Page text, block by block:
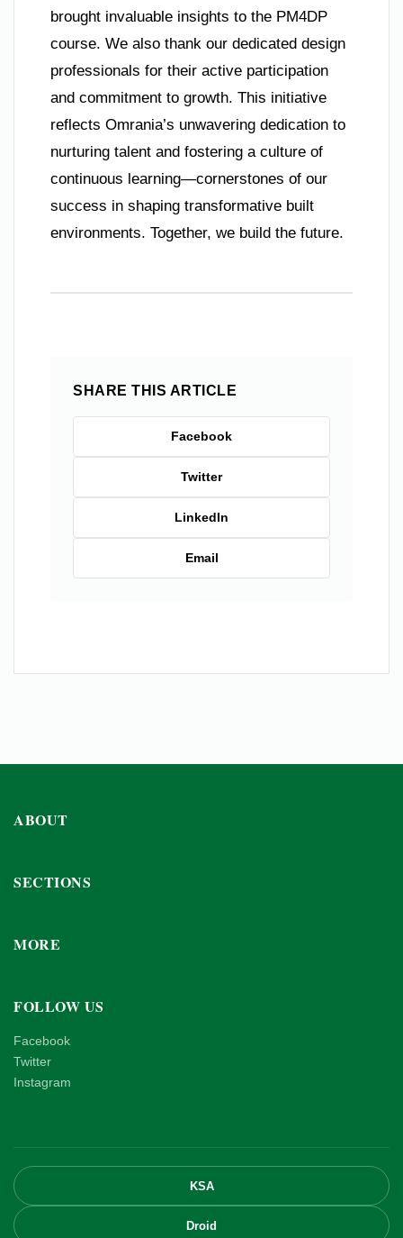
brought invaluable insights to the PM4DP
course. We also thank our dedicated design
professionals for their active participation
and commitment to growth. This initiative
reflects Omrania’s unwavering dedication to
nurturing talent and fostering a culture of
continuous learning—cornerstones of our
success in shaping transformative built
environments. Together, we build the future.
SHARE THIS ARTICLE
Facebook
Twitter
LinkedIn
Email
ABOUT
SECTIONS
MORE
FOLLOW US
Facebook
Twitter
Instagram
KSA
Droid